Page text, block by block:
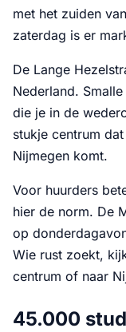
met het zuiden
zaterdag is er
De Lange
Nederland.
die je in de
stukje centrum
Nijmegen komt.
Voor huurders
hier de norm. De
op
Wie rust zoekt,
centrum of naar
45.000